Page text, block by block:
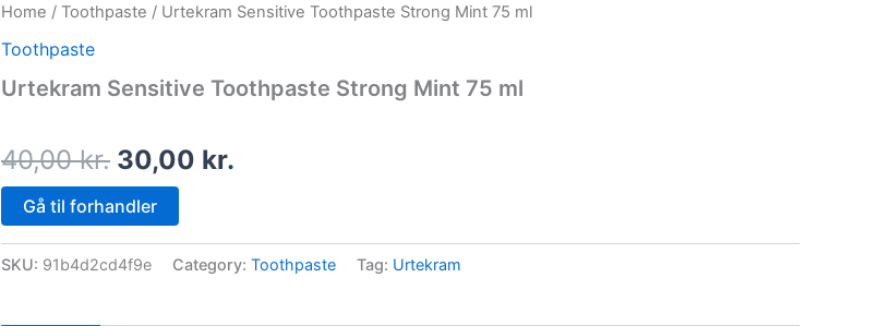
Home / Toothpaste / Urtekram Sensitive Toothpaste Strong Mint 75 ml
Toothpaste
Urtekram Sensitive Toothpaste Strong Mint 75 ml
40,00kr.
Original
was:
40,00 kr..
30,00 kr.
Current
is:
Gå til forhandler
SKU: 91b4d2cd4f9e Category: Toothpaste Tag: Urtekram